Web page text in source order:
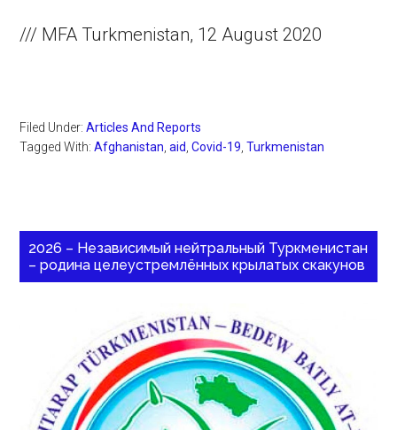
/// MFA Turkmenistan, 12 August 2020
Filed Under:Articles And Reports
Tagged With:Afghanistan ,aid ,Covid-19 ,Turkmenistan
2026 – Независимый нейтральный Туркменистан
– родина целеустремлённых крылатых скакунов